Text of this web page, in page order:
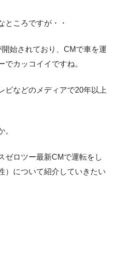
ところですが・・
始されており、CMで車を運
カッコイイですね。
ビなどのメディアで20年以上
。
ゼロツー最新CMで運転をし
）について紹介していきたい